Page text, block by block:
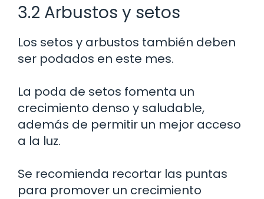
3.2 Arbustos y setos
Los setos y arbustos también deben
ser podados en este mes.
La poda de setos fomenta un
crecimiento denso y saludable,
además de permitir un mejor acceso
a la luz.
Se recomienda recortar las puntas
para promover un crecimiento